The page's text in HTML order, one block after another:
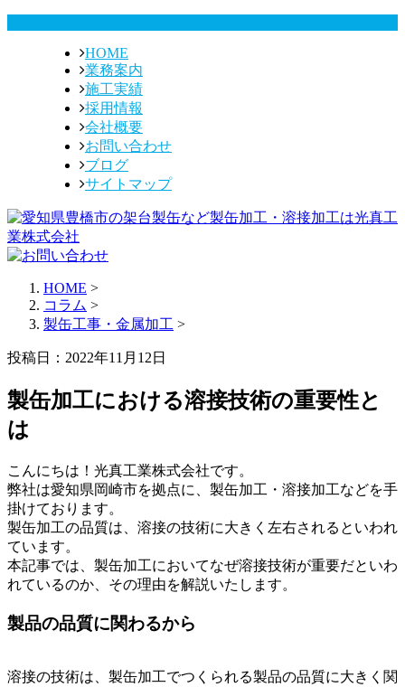
HOME
業務案内
施工実績
採用情報
会社概要
お問い合わせ
ブログ
サイトマップ
HOME >
コラム >
製缶工事・金属加工 >
投稿日：2022年11月12日
製缶加工における溶接技術の重要性と
は
こんにちは！光真工業株式会社です。
弊社は愛知県岡崎市を拠点に、製缶加工・溶接加工などを手
掛けております。
製缶加工の品質は、溶接の技術に大きく左右されるといわれ
ています。
本記事では、製缶加工においてなぜ溶接技術が重要だといわ
れているのか、その理由を解説いたします。
製品の品質に関わるから
溶接の技術は、製缶加工でつくられる製品の品質に大きく関